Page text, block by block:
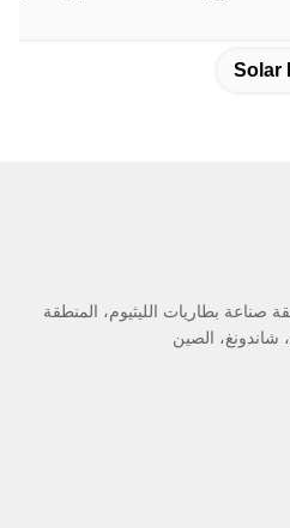
Solar
بطاريات الليثيوم، المنطقة
شاندونغ، الصين